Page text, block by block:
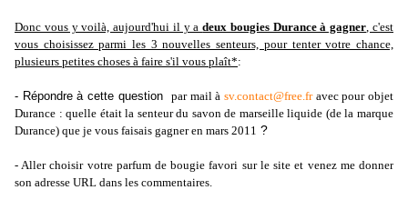
Donc vous y voilà, aujourd'hui il y adeux bougies Durance à gagner, c'est
vous choisissez parmi les 3 nouvelles senteurs, pour tenter votre chance,
plusieurs petites choses à faire s'il vous plaît*:
- Répondre à cette question par mail à sv.contact@free.fravec pour objet
Durance : quelle était la senteur du savon de marseille liquide (de la marque
Durance) que je vous faisais gagner en mars 2011 ?
- Aller choisir votre parfum de bougie favori sur le site et venez me donner
son adresse URL dans les commentaires.